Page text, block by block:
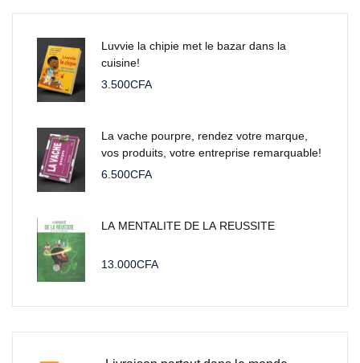
Luvvie la chipie met le bazar dans la
cuisine!
3.500CFA
La vache pourpre, rendez votre marque,
vos produits, votre entreprise remarquable!
6.500CFA
LA MENTALITE DE LA REUSSITE
13.000CFA